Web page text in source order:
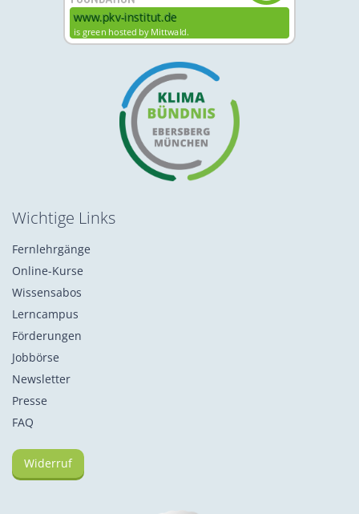
Wichtige Links
Fernlehrgänge
Online-Kurse
Wissensabos
Lerncampus
Förderungen
Jobbörse
Newsletter
Presse
FAQ
Widerruf